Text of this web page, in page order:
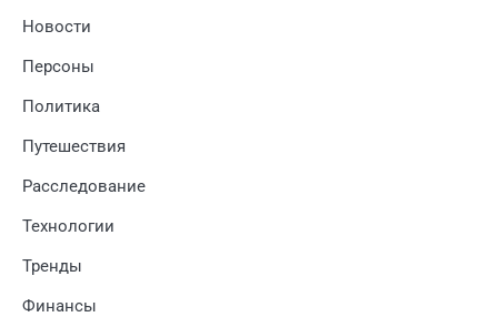
Новости
Персоны
Политика
Путешествия
Расследование
Технологии
Тренды
Финансы